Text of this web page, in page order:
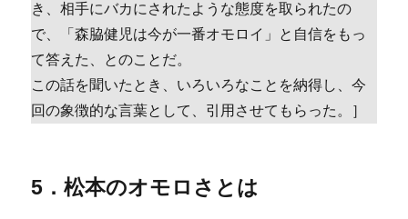
き、相手にバカにされたような態度を取られたの
で、「森脇健児は今が一番オモロイ」と自信をもっ
て答えた、とのことだ。
この話を聞いたとき、いろいろなことを納得し、今
回の象徴的な言葉として、引用させてもらった。］
5．松本のオモロさとは